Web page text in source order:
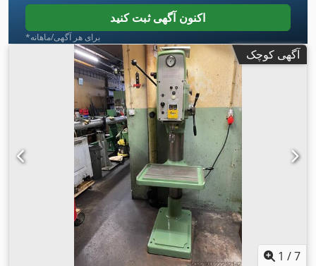
اکنون آگهی ثبت کنید
*برای هر آگهی/ماهانه
آگهی کوچک
1 /7